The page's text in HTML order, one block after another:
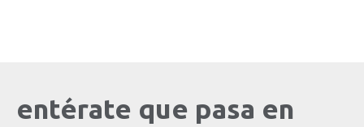
entérate que pasa en